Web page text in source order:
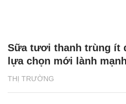
THỊ TRƯỜNG
Sữa tươi thanh trùng ít
lựa chọn mới lành